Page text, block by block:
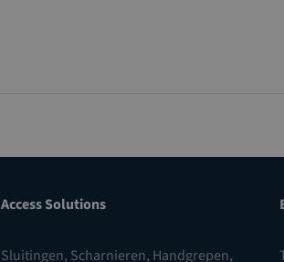
Access Solutions
Sluitingen, Scharnieren, Handgrepen,